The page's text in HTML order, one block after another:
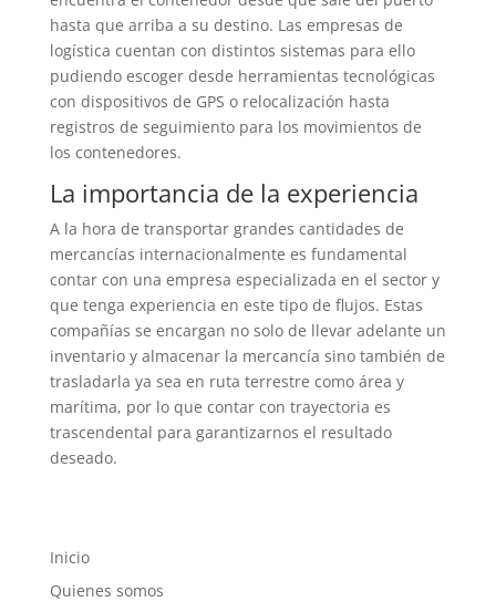
hasta que arriba a su destino. Las empresas de
logística cuentan con distintos sistemas para ello
pudiendo escoger desde herramientas tecnológicas
con dispositivos de GPS o relocalización hasta
registros de seguimiento para los movimientos de
los contenedores.
La importancia de la experiencia
A la hora de transportar grandes cantidades de
mercancías internacionalmente es fundamental
contar con una empresa especializada en el sector y
que tenga experiencia en este tipo de flujos. Estas
compañías se encargan no solo de llevar adelante un
inventario y almacenar la mercancía sino también de
trasladarla ya sea en ruta terrestre como área y
marítima, por lo que contar con trayectoria es
trascendental para garantizarnos el resultado
deseado.
Inicio
Quienes somos